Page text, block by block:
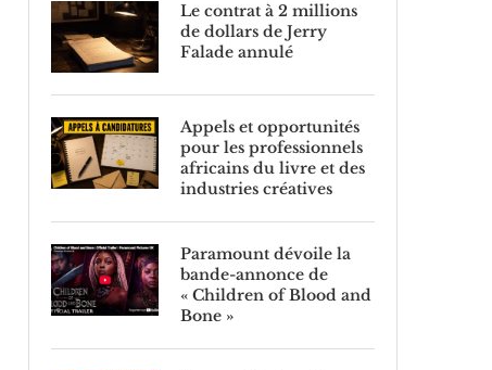
Le contrat à 2 millions
de dollars de Jerry
Falade annulé
Appels et opportunités
pour les professionnels
africains du livre et des
industries créatives
Paramount dévoile la
bande-annonce de
« Children of Blood and
Bone »